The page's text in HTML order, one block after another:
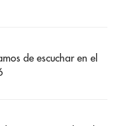
de escuchar en el